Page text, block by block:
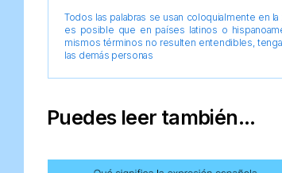
Todos las palabras se usan coloquialmente en
es posible que en países latinos o
mismos términos no resulten entendibles,
las demás personas
Puedes leer también...